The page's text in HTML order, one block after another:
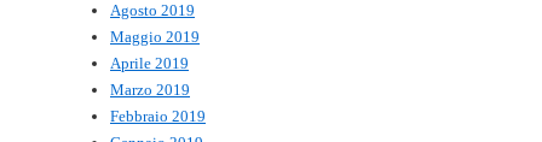
Agosto 2019
Maggio 2019
Aprile 2019
Marzo 2019
Febbraio 2019